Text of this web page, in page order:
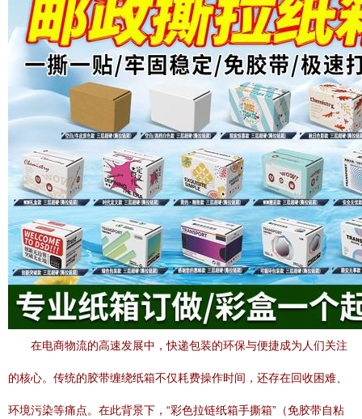
在电商物流的高速发展中，快递包装的环保与便捷成为人们关注
的核心。传统的胶带缠绕纸箱不仅耗费操作时间，还存在回收困难、
环境污染等痛点。在此背景下，“彩色拉链纸箱手撕箱”（免胶带自粘